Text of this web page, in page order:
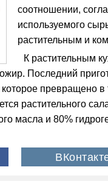
соотношении,
используемого
растительным и
К растительным
Последний
превращено в
растительного
масла и 80%